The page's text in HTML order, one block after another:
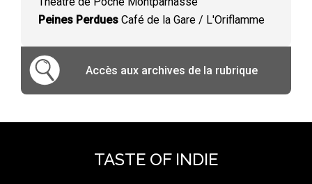
Peines Perdues Café de la Gare / L'Oriflamme
Accès aux archives de la rubrique
TASTE OF INDIE